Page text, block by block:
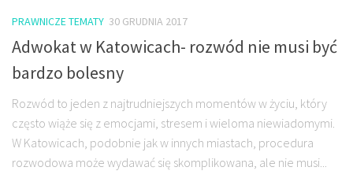
PRAWNICZE TEMATY 30 GRUDNIA 2017
Adwokat w Katowicach- rozwód nie musi być
bardzo bolesny
Rozwód to jeden z najtrudniejszych momentów w życiu, który
często wiąże się z emocjami, stresem i wieloma niewiadomymi.
W Katowicach, podobnie jak w innych miastach, procedura
rozwodowa może wydawać się skomplikowana, ale nie musi...